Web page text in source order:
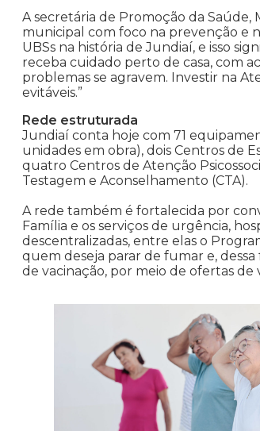
A secretária de Promoção da Saúde,
municipal com foco na prevenção e
UBSs na história de Jundiaí, e isso
receba cuidado perto de casa, com
problemas se agravem. Investir na
evitáveis.”
Rede estruturada
Jundiaí conta hoje com 71
unidades em obra), dois Centros de
quatro Centros de Atenção
Testagem e Aconselhamento (CTA).
A rede também é fortalecida por
Família e os serviços de urgência,
descentralizadas, entre elas o
quem deseja parar de fumar e, dessa
de vacinação, por meio de ofertas de